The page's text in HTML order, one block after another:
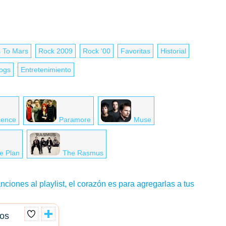
To Mars Rock 2009 Rock '00 Favoritas Historial
Entretenimiento
Paramore Muse
Plan The Rasmus
al playlist, el corazón es para agregarlas a tus